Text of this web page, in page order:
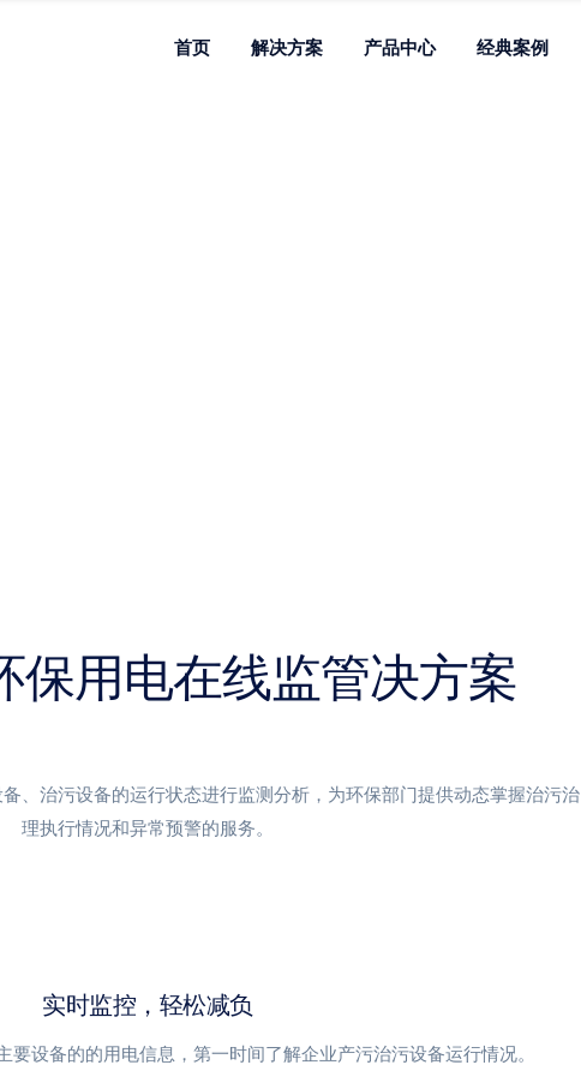
首页 解决方案 产品中心 经典案例
保用电在线监管决方案
、治污设备的运行状态进行监测分析，为环保部门提供动态掌握治污治
理执行情况和异常预警的服务。
实时监控，轻松减负
要设备的的用电信息，第一时间了解企业产污治污设备运行情况。